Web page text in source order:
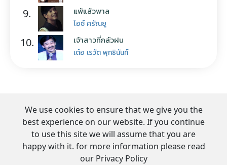
9. แพ้แล้วพาล
ไอซ์ ศรัณยู
10. เจ้าสาวที่กลัวฝน
เต๋อ เรวัต พุทธินันท์
We use cookies to ensure that we give you the
best experience on our website. If you continue
to use this site we will assume that you are
happy with it. for more information please read
our Privacy Policy